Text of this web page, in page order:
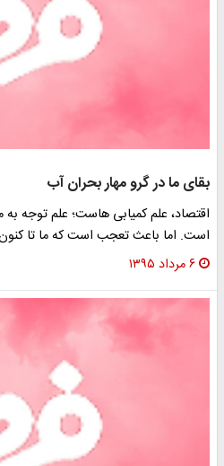
بقای ما در گرو مهار بحران آب
اقتصاد، علم کمیابی هاست؛ علم توجه
است. اما باعث تعجب است که ما تا
۶ مرداد ۱۳۹۵